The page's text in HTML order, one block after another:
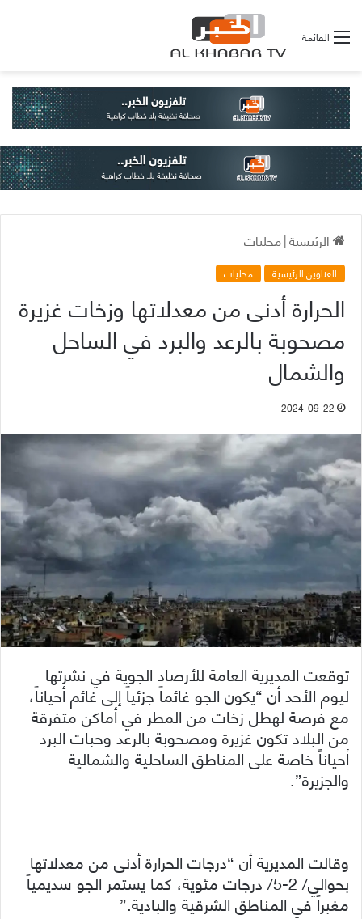
القائمة
الرئيسية|محليات
العناوين الرئيسية محليات
الحرارة أدنى من معدلاتها وزخات غزيرة
مصحوبة بالرعد والبرد في الساحل
والشمال
2024-09-22
توقعت المديرية العامة للأرصاد الجوية في نشرتها
ليوم الأحد أن “يكون الجو غائماً جزئياً إلى غائم أحياناً،
مع فرصة لهطل زخات من المطر في أماكن متفرقة
من البلاد تكون غزيرة ومصحوبة بالرعد وحبات البرد
أحياناً خاصة على المناطق الساحلية والشمالية
والجزيرة”.
وقالت المديرية أن “درجات الحرارة أدنى من معدلاتها
بحوالي/ 2-5/ درجات مئوية، كما يستمر الجو سديمياً
مغبراً في المناطق الشرقية والبادية.”